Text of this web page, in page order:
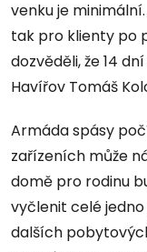
venku je
tak pro klienty po
dozvěděli, že 14
Havířov Tomáš
Armáda spásy
zařízeních může
domě pro rodinu
vyčlenit celé
dalších